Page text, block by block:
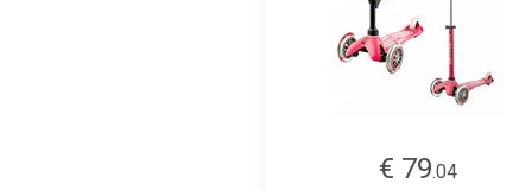
€ 79.04